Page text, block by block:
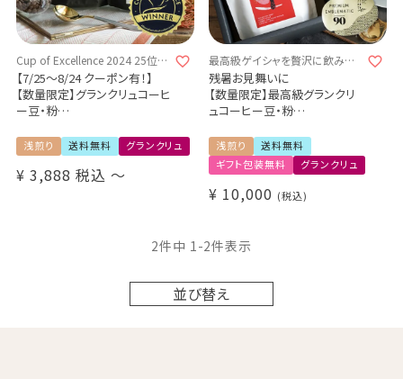
Cup of Excellence 2024 25位受
賞ロット
【7/25～8/24 クーポン有！】
【数量限定】グランクリュコーヒ
ー豆・粉
園（100g / 200g / 1kg）
品種：ゲイシャ
精製方法：ウォッシュド
2024 25位受賞ロット 送料無料
浅煎り 送料無料 グランクリュ
¥ 3,888 税込 〜
最高級ゲイシャを贅沢に飲み比
べ
残暑お見舞いに
【数量限定】最高級グランクリ
ュコーヒー豆・粉
フトセット
コスタリカ エル・セドロ農園
100g
ペルー ペーニャ・デ・レオン農
園 100g
100g
Grand Cru / Cup of
料無料
浅煎り
送料無料
ギフト包装無料
グランクリュ
¥ 10,000 税込
並び替え
2件中 1-2件表示